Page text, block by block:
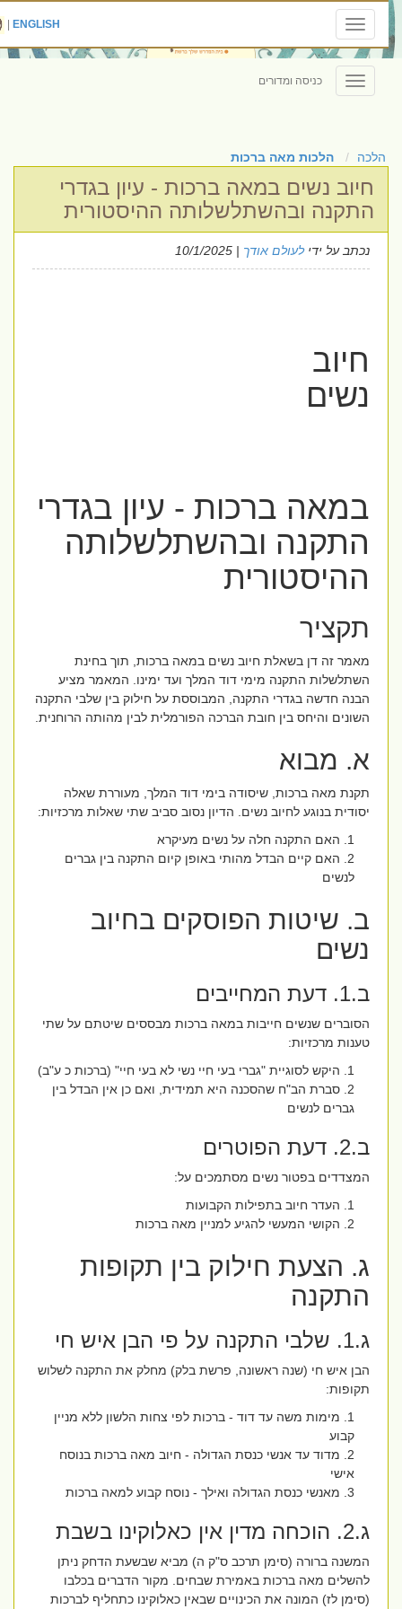
Toggle
navigation
ENGLISH
|
Toggle
navigation
כניסה ומדורים
הלכה הלכות מאה ברכות
חיוב נשים במאה ברכות - עיון בגדרי
התקנה ובהשתלשלותה ההיסטורית
נכתב על ידילעולם אודך| 10/1/2025
חיוב
נשים
במאה ברכות - עיון בגדרי
התקנה ובהשתלשלותה
ההיסטורית
תקציר
מאמר זה דן בשאלת חיוב נשים במאה ברכות, תוך בחינת
השתלשלות התקנה מימי דוד המלך ועד ימינו. המאמר מציע
הבנה חדשה בגדרי התקנה, המבוססת על חילוק בין שלבי התקנה
השונים והיחס בין חובת הברכה הפורמלית לבין מהותה הרוחנית.
א. מבוא
תקנת מאה ברכות, שיסודה בימי דוד המלך, מעוררת שאלה
יסודית בנוגע לחיוב נשים. הדיון נסוב סביב שתי שאלות מרכזיות:
האם התקנה חלה על נשים מעיקרא
האם קיים הבדל מהותי באופן קיום התקנה בין גברים
לנשים
ב. שיטות הפוסקים בחיוב
נשים
ב.1. דעת המחייבים
הסוברים שנשים חייבות במאה ברכות מבססים שיטתם על שתי
טענות מרכזיות:
היקש לסוגיית "גברי בעי חיי נשי לא בעי חיי" (ברכות כ ע"ב)
סברת הב"ח שהסכנה היא תמידית, ואם כן אין הבדל בין
גברים לנשים
ב.2. דעת הפוטרים
המצדדים בפטור נשים מסתמכים על:
העדר חיוב בתפילות הקבועות
הקושי המעשי להגיע למניין מאה ברכות
ג. הצעת חילוק בין תקופות
התקנה
ג.1. שלבי התקנה על פי הבן איש חי
הבן איש חי (שנה ראשונה, פרשת בלק) מחלק את התקנה לשלוש
תקופות:
מימות משה עד דוד - ברכות לפי צחות הלשון ללא מניין
קבוע
מדוד עד אנשי כנסת הגדולה - חיוב מאה ברכות בנוסח
אישי
מאנשי כנסת הגדולה ואילך - נוסח קבוע למאה ברכות
ג.2. הוכחה מדין אין כאלוקינו בשבת
המשנה ברורה (סימן תרכב ס"ק ה) מביא שבשעת הדחק ניתן
להשלים מאה ברכות באמירת שבחים. מקור הדברים בכלבו
(סימן לז) המונה את הכינויים שבאין כאלוקינו כתחליף לברכות